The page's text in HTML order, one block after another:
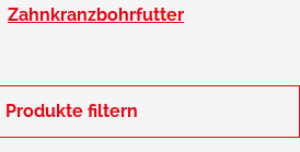
Zahnkranzbohrfutter
Produkte filtern